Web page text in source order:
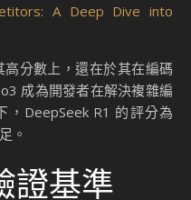
A Deep Dive into
分數上，還在於其在編碼
成為開發者在解決複雜編
DeepSeek R1 的評分為
。
證基準